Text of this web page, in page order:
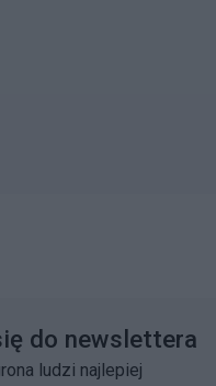
do newslettera
ludzi najlepiej